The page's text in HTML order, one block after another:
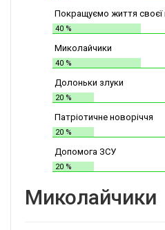
Покращуємо життя своєї
ЗОШ
40 %
Миколайчики
40 %
Долоньки злуки
20 %
Патріотичне новоріччя
20 %
Допомога ЗСУ
20 %
Миколайчики